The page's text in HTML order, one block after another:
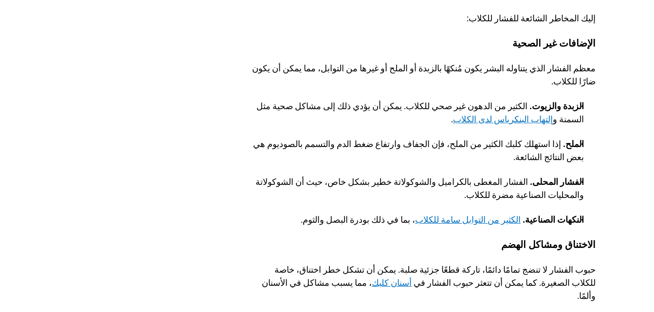
إليك المخاطر الشائعة للفشار للكلاب:
الإضافات غير الصحية
ضارًا للكلاب.
الزبدة والزيوت.
السمنة وإلتهاب البنكرياس لدى الكلاب.
الملح.
بعض النتائج الشائعة.
الفشار المحلى.
والمحليات الصناعية مضرة للكلاب.
النكهات الصناعية. الكثير من التوابل سامة للكلاب، بما في ذلك بودرة البصل والثوم.
الاختناق ومشاكل الهضم
للكلاب الصغيرة. كما يمكن أن تتعثر حبوب الفشار في أسنان كلبك
وألمًا.